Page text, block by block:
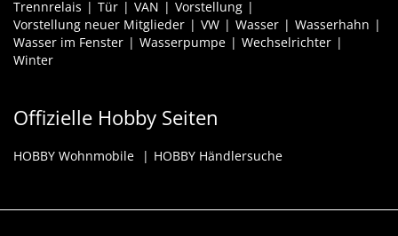
Trennrelais
Tür VAN
Vorstellung
Vorstellung neuer Mitglieder
VW Wasser
Wasserhahn
Wasser im Fenster
Wasserpumpe
Wechselrichter
Winter
Offizielle Hobby Seiten
HOBBY Wohnmobile HOBBY Händlersuche